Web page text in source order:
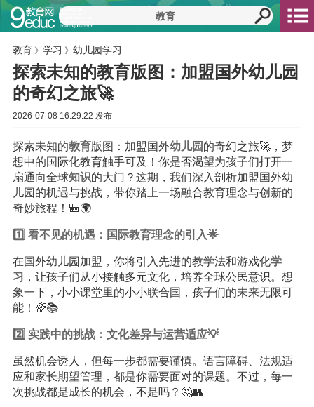
教育 》 学习 》 幼儿园学习
探索未知的教育版图：加盟国外幼儿园
的奇幻之旅🚀
2026-07-08 16:29:22 发布
探索未知的教育版图：加盟国外幼儿园 的奇幻之旅🚀，梦
想中的国际化教育触手可及！你是否渴望为孩子们打开一
扇通向全球知识的大门？这期，我们深入剖析加盟国外幼
儿园的机遇与挑战，带你踏上一场融合教育理念与创新的
奇妙旅程！🎒🌍
1️⃣ 看不见的机遇：国际教育理念的引入🌟
在国外幼儿园加盟，你将引入先进的教学法和游戏化学
习 ，让孩子们从小接触多元文化，培养全球公民意识。想
象一下，小小课堂里的小小联合国，孩子们的未来无限可
能！🌈📚
2️⃣ 实践中的挑战：文化差异与运营适应💡
虽然机会诱人，但每一步都需要谨慎。语言障碍、法规适
应和家长期望管理，都是你需要面对的课题。不过，每一
次挑战都是成长的机会，不是吗？🤔👥